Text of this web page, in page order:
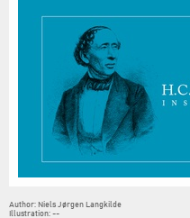
Author: Niels Jørgen Langkilde
Illustration: --